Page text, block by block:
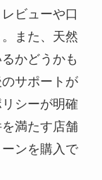
ビューや口
また、天然
かどうかも
サポートが
シーが明確
満たす店舗
ンを購入で